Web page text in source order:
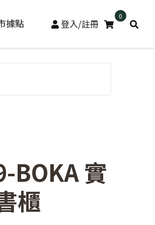
據點 登入/註冊
0
BOKA 實
櫃